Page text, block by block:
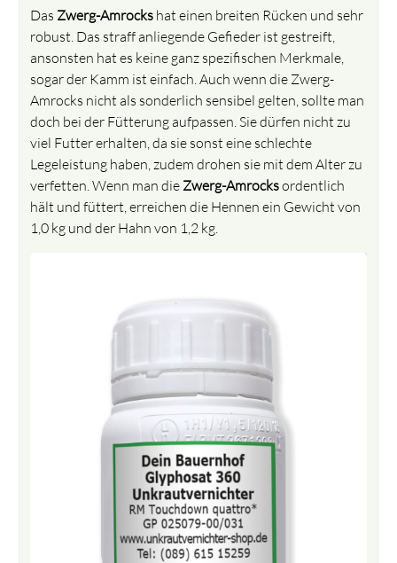
Das Zwerg-Amrocks hat einen breiten Rücken und sehr
robust. Das straff anliegende Gefieder ist gestreift,
ansonsten hat es keine ganz spezifischen Merkmale,
sogar der Kamm ist einfach. Auch wenn die Zwerg-
Amrocks nicht als sonderlich sensibel gelten, sollte man
doch bei der Fütterung aufpassen. Sie dürfen nicht zu
viel Futter erhalten, da sie sonst eine schlechte
Legeleistung haben, zudem drohen sie mit dem Alter zu
verfetten. Wenn man die Zwerg-Amrocksordentlich
hält und füttert, erreichen die Hennen ein Gewicht von
1,0 kg und der Hahn von 1,2 kg.